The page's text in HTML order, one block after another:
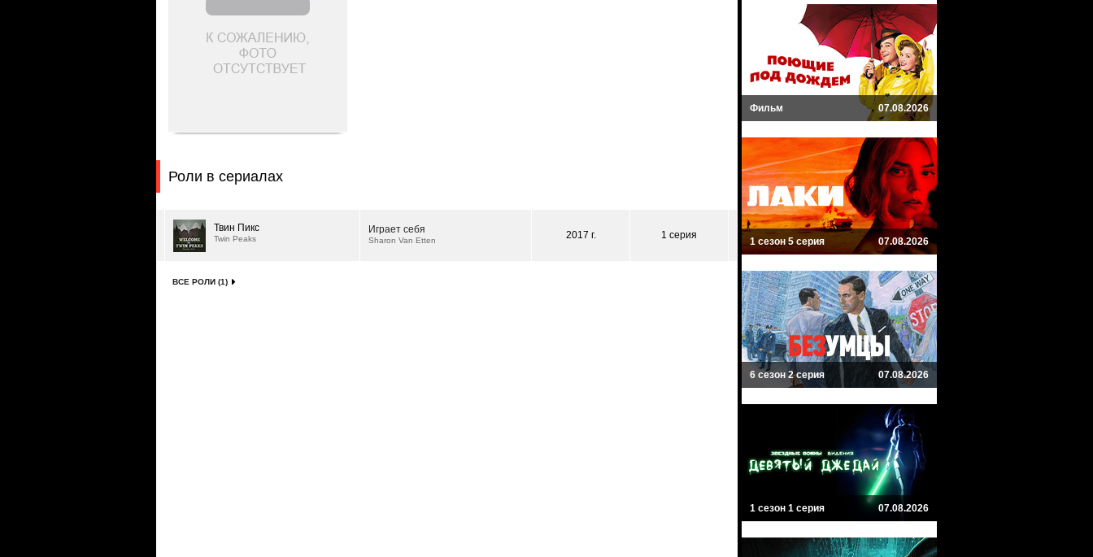
Роли в сериалах
Твин Пикс
Twin Peaks
Играет себя
Sharon Van Etten 2017 г. 1 серия
ВСЕ РОЛИ (1)
Фильм 07.08.2026
1 сезон 5 серия 07.08.2026
6 сезон 2 серия 07.08.2026
1 сезон 1 серия 07.08.2026